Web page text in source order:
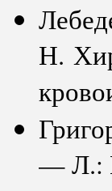
Н.
— Л.: